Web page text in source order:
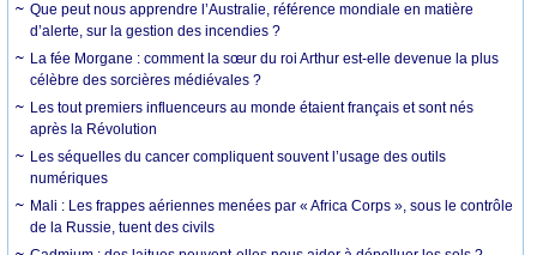
Que peut nous apprendre l’Australie, référence mondiale en matière
d’alerte, sur la gestion des incendies ?
La fée Morgane : comment la sœur du roi Arthur est-elle devenue la plus
célèbre des sorcières médiévales ?
Les tout premiers influenceurs au monde étaient français et sont nés
après la Révolution
Les séquelles du cancer compliquent souvent l’usage des outils
numériques
Mali : Les frappes aériennes menées par « Africa Corps », sous le contrôle
de la Russie, tuent des civils